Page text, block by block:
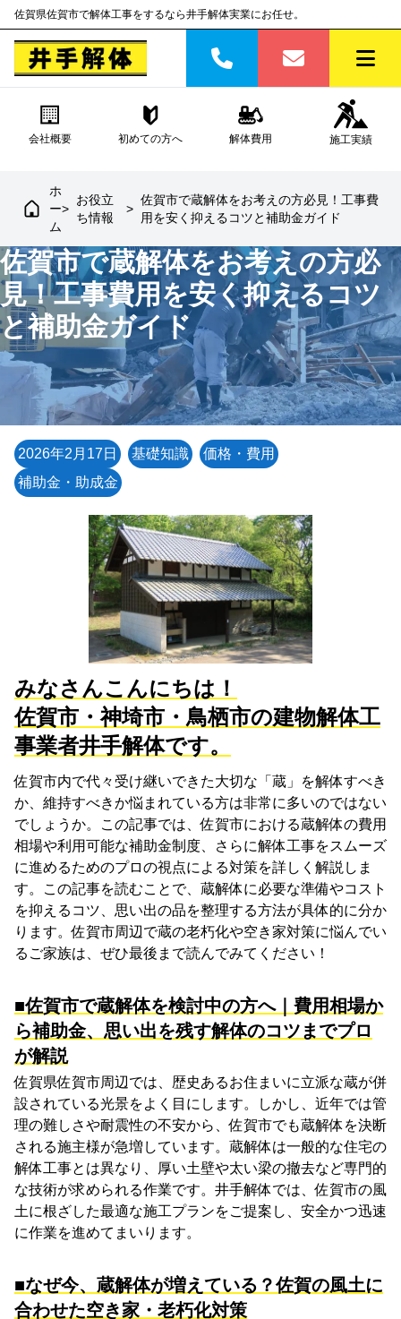
佐賀県佐賀市で解体工事をするなら井手解体実業にお任せ。
会社概要 初めての方へ 解体費用 施工実績
ホ
ー
ム
>
お役立
ち情報
>
佐賀市で蔵解体をお考えの方必見！工事費
用を安く抑えるコツと補助金ガイド
佐賀市で蔵解体をお考えの方必
見！工事費用を安く抑えるコツ
と補助金ガイド
2026年2月17日 基礎知識
価格・費用
補助金・助成金
みなさんこんにちは！
佐賀市・神埼市・鳥栖市の建物解体工
事業者井手解体です。
佐賀市内で代々受け継いできた大切な「蔵」を解体すべき
か、維持すべきか悩まれている方は非常に多いのではない
でしょうか。この記事では、佐賀市における蔵解体の費用
相場や利用可能な補助金制度、さらに解体工事をスムーズ
に進めるためのプロの視点による対策を詳しく解説しま
す。この記事を読むことで、蔵解体に必要な準備やコスト
を抑えるコツ、思い出の品を整理する方法が具体的に分か
ります。佐賀市周辺で蔵の老朽化や空き家対策に悩んでい
るご家族は、ぜひ最後まで読んでみてください！
■佐賀市で蔵解体を検討中の方へ｜費用相場か
ら補助金、思い出を残す解体のコツまでプロ
が解説
佐賀県佐賀市周辺では、歴史あるお住まいに立派な蔵が併
設されている光景をよく目にします。しかし、近年では管
理の難しさや耐震性の不安から、佐賀市でも蔵解体を決断
される施主様が急増しています。蔵解体は一般的な住宅の
解体工事とは異なり、厚い土壁や太い梁の撤去など専門的
な技術が求められる作業です。井手解体では、佐賀市の風
土に根ざした最適な施工プランをご提案し、安全かつ迅速
に作業を進めてまいります。
■なぜ今、蔵解体が増えている？佐賀の風土に
合わせた空き家・老朽化対策